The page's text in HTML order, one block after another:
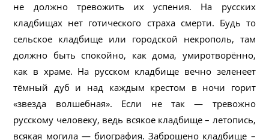
не должно тревожить их успения. На русских
кладбищах нет готического страха смерти. Будь то
сельское кладбище или городской некрополь, там
должно быть спокойно, как дома, умиротворённо,
как в храме. На русском кладбище вечно зеленеет
тёмный дуб и над каждым крестом в ночи горит
«звезда волшебная». Если не так — тревожно
русскому человеку, ведь всякое кладбище – летопись,
всякая могила — биография. Заброшено кладбище –